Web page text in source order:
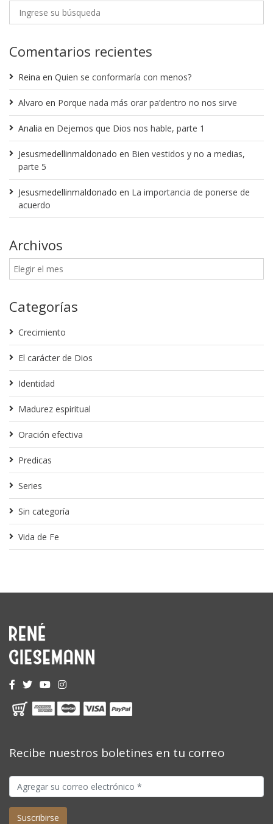
Comentarios recientes
Reina en Quien se conformaría con menos?
Alvaro en Porque nada más orar pa’dentro no nos sirve
Analia en Dejemos que Dios nos hable, parte 1
Jesusmedellinmaldonado en Bien vestidos y no a medias,
parte 5
Jesusmedellinmaldonado en La importancia de ponerse de
acuerdo
Archivos
Categorías
Crecimiento
El carácter de Dios
Identidad
Madurez espiritual
Oración efectiva
Predicas
Series
Sin categoría
Vida de Fe
Recibe nuestros boletines en tu correo